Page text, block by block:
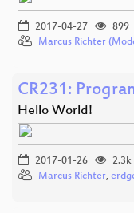
2017-04-27
899
Marcus Richter
CR231:
Hello World!
2017-01-26
2.3k
Marcus Richter,